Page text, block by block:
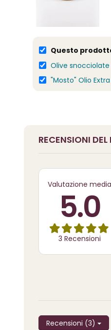
Questo
Olive
"Mosto" Olio
RECENSIONI
Valutazione media
5.0
3 Recensioni
Recensioni (3)